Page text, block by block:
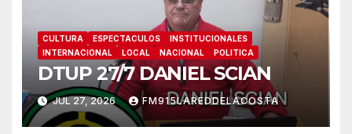
CULTURA ESPECTACULOS
INSTITUCIONALES
INTERNACIONAL
LOCAL NACIONAL POLITICA
DTUP 27/7 DANIEL SCIAN
JUL 27, 2026 FM915LAREDDELACOSTA